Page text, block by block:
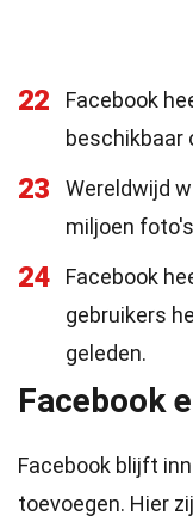
22
Facebook
beschikbaar
23
Wereldwijd
miljoen
24
Facebook
gebruikers
geleden.
Facebook
Facebook blijft
toevoegen. Hier